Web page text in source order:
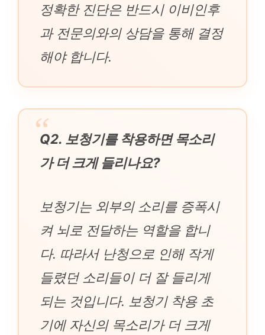
정확한 진단은 반드시 이비인후
과 전문의와의 상담을 통해 결정
해야 합니다.
Q2. 보청기를 착용하면 목소리
가 더 크게 들리나요?
보청기는 외부의 소리를 증폭시
켜 뇌로 전달하는 역할을 합니
다. 따라서 난청으로 인해 작게
들렸던 소리들이 더 잘 들리게
되는 것입니다. 보청기 착용 초
기에 자신의 목소리가 더 크게